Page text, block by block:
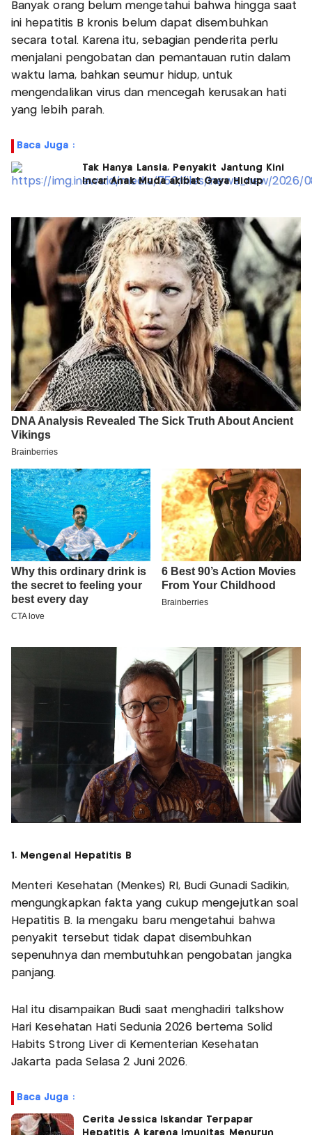
Banyak orang belum mengetahui bahwa hingga saat
ini hepatitis B kronis belum dapat disembuhkan
secara total. Karena itu, sebagian penderita perlu
menjalani pengobatan dan pemantauan rutin dalam
waktu lama, bahkan seumur hidup, untuk
mengendalikan virus dan mencegah kerusakan hati
yang lebih parah.
Baca Juga :
Tak Hanya Lansia, Penyakit Jantung Kini
Incar Anak Muda akibat Gaya Hidup
1. Mengenal Hepatitis B
Menteri Kesehatan (Menkes) RI, Budi Gunadi Sadikin,
mengungkapkan fakta yang cukup mengejutkan soal
Hepatitis B. Ia mengaku baru mengetahui bahwa
penyakit tersebut tidak dapat disembuhkan
sepenuhnya dan membutuhkan pengobatan jangka
panjang.
Hal itu disampaikan Budi saat menghadiri talkshow
Hari Kesehatan Hati Sedunia 2026 bertema Solid
Habits Strong Liver di Kementerian Kesehatan
Jakarta pada Selasa 2 Juni 2026.
Baca Juga :
Cerita Jessica Iskandar Terpapar
Hepatitis A karena Imunitas Menurun